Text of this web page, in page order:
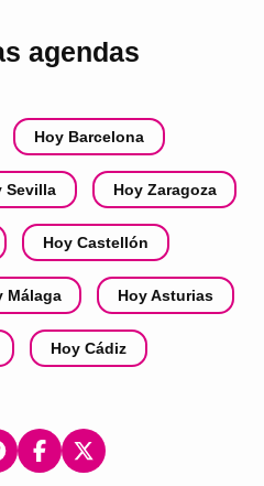
agendas
Hoy Barcelona
Sevilla Hoy Zaragoza
Hoy Castellón
Málaga Hoy Asturias
Hoy Cádiz